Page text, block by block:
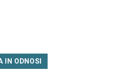
IN ODNOSI